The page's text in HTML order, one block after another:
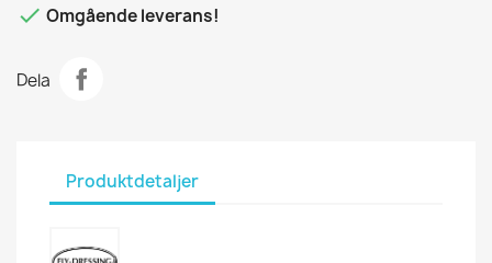
 Omgående leverans!
Dela
Produktdetaljer